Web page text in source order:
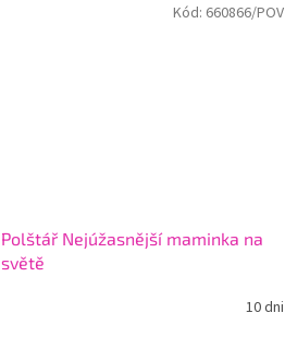
Polštář Nejúžasnější maminka na
světě
10 dni
Kód: 660866/POV